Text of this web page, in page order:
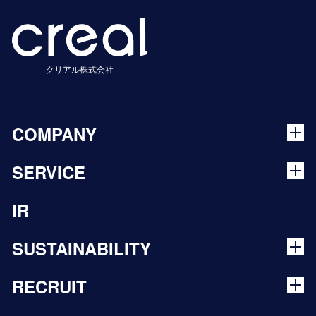
クリアル株式会社
COMPANY
SERVICE
IR
SUSTAINABILITY
RECRUIT